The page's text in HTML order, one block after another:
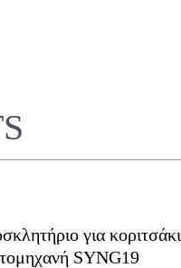
για κοριτσάκι
SYNG19